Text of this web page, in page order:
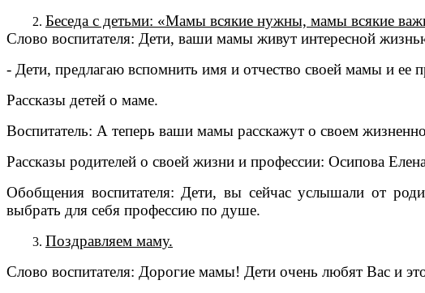
Беседа с детьми: «Мамы всякие нужны, мамы всякие
Слово воспитателя: Дети, ваши мамы живут интересной
- Дети, предлагаю вспомнить имя и отчество своей мамы и ее
Рассказы детей о маме.
Воспитатель: А теперь ваши мамы расскажут о своем
Рассказы родителей о своей жизни и профессии: Осипова
Обобщения воспитателя: Дети, вы сейчас услышали от
выбрать для себя профессию по душе.
Поздравляем маму.
Слово воспитателя: Дорогие мамы! Дети очень любят Вас и